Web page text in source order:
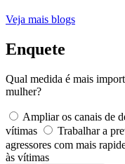
Veja mais blogs
Enquete
Qual medida é mais
mulher?
Ampliar os canais de
vítimas
Trabalhar a
agressores com mais
às vítimas